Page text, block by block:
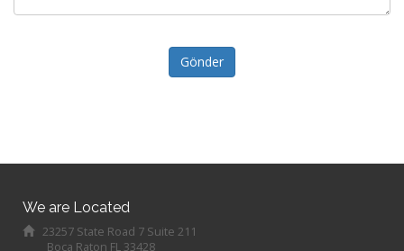
Gönder
We are Located
23257 State Road 7 Suite 211
Boca Raton FL 33428